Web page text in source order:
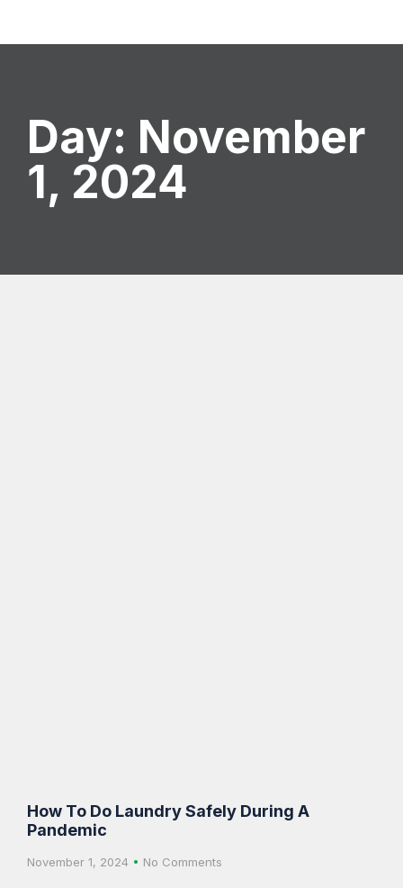
Day: November
1, 2024
How To Do Laundry Safely During A
Pandemic
November 1, 2024 No Comments